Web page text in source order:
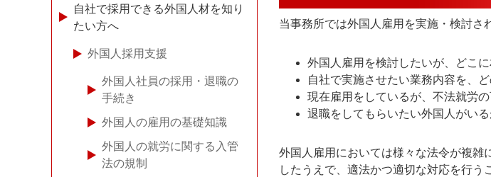
当事務所では外国人雇用を実施・検討さ
外国人雇用を検討したいが、どこ
自社で実施させたい業務内容を、
現在雇用をしているが、不法就労
退職をしてもらいたい外国人がい
外国人雇用においては様々な法令が複雑
したうえで、適法かつ適切な対応を行
自社で採用できる外国人材を知り
たい方へ
外国人採用支援
外国人社員の採用・退職の
手続き
外国人の雇用の基礎知識
外国人の就労に関する入管
法の規制